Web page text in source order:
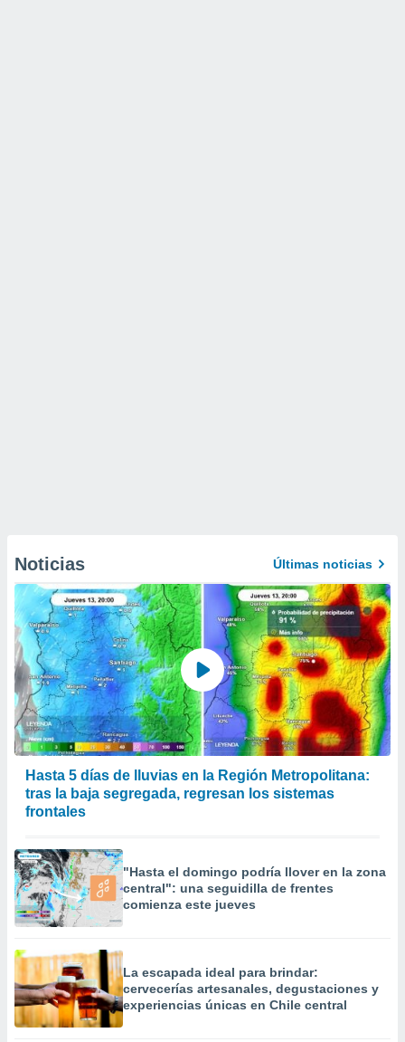
Noticias Últimas noticias
Hasta 5 días de lluvias en la Región Metropolitana:
tras la baja segregada, regresan los sistemas
frontales
"Hasta el domingo podría llover en la zona
central": una seguidilla de frentes
comienza este jueves
La escapada ideal para brindar:
cervecerías artesanales, degustaciones y
experiencias únicas en Chile central